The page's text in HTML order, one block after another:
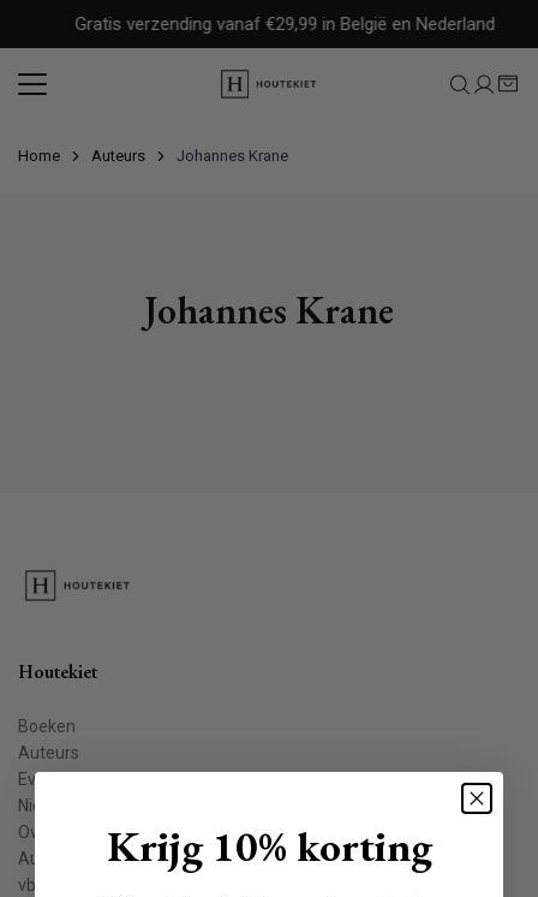
content
Gratis verzending vanaf €29,99 in België en Nederland
Home Auteurs Johannes Krane
Johannes Krane
Houtekiet
Boeken
Auteurs
Evenementen
Nieuws
Over ons
Auteur worden
vbkbelgie.be
Krijg 10% korting